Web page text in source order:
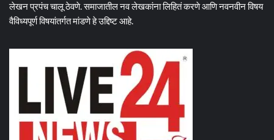
लेखन प्रपंच चालू ठेवणे. समाजातील नव लेखकांना लिहितं करणे आणि नवनवीन विषय
वैविध्यपूर्ण विषयांतर्गत मांडणे हे उद्दिष्ट आहे.